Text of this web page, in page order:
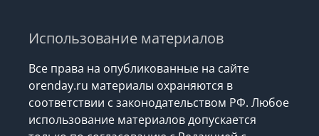
Использование материалов
Все права на опубликованные на сайте
orenday.ru материалы охраняются в
соответствии с законодательством РФ. Любое
использование материалов допускается